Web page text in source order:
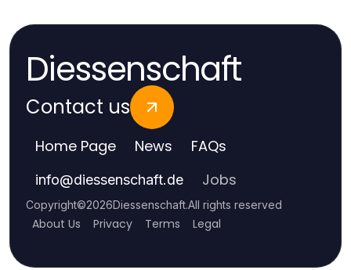
Diessenschaft
Contact us
Home Page News FAQs
info@diessenschaft.de Jobs
Copyright©2026Diessenschaft.All rights reserved
About Us Privacy Terms Legal